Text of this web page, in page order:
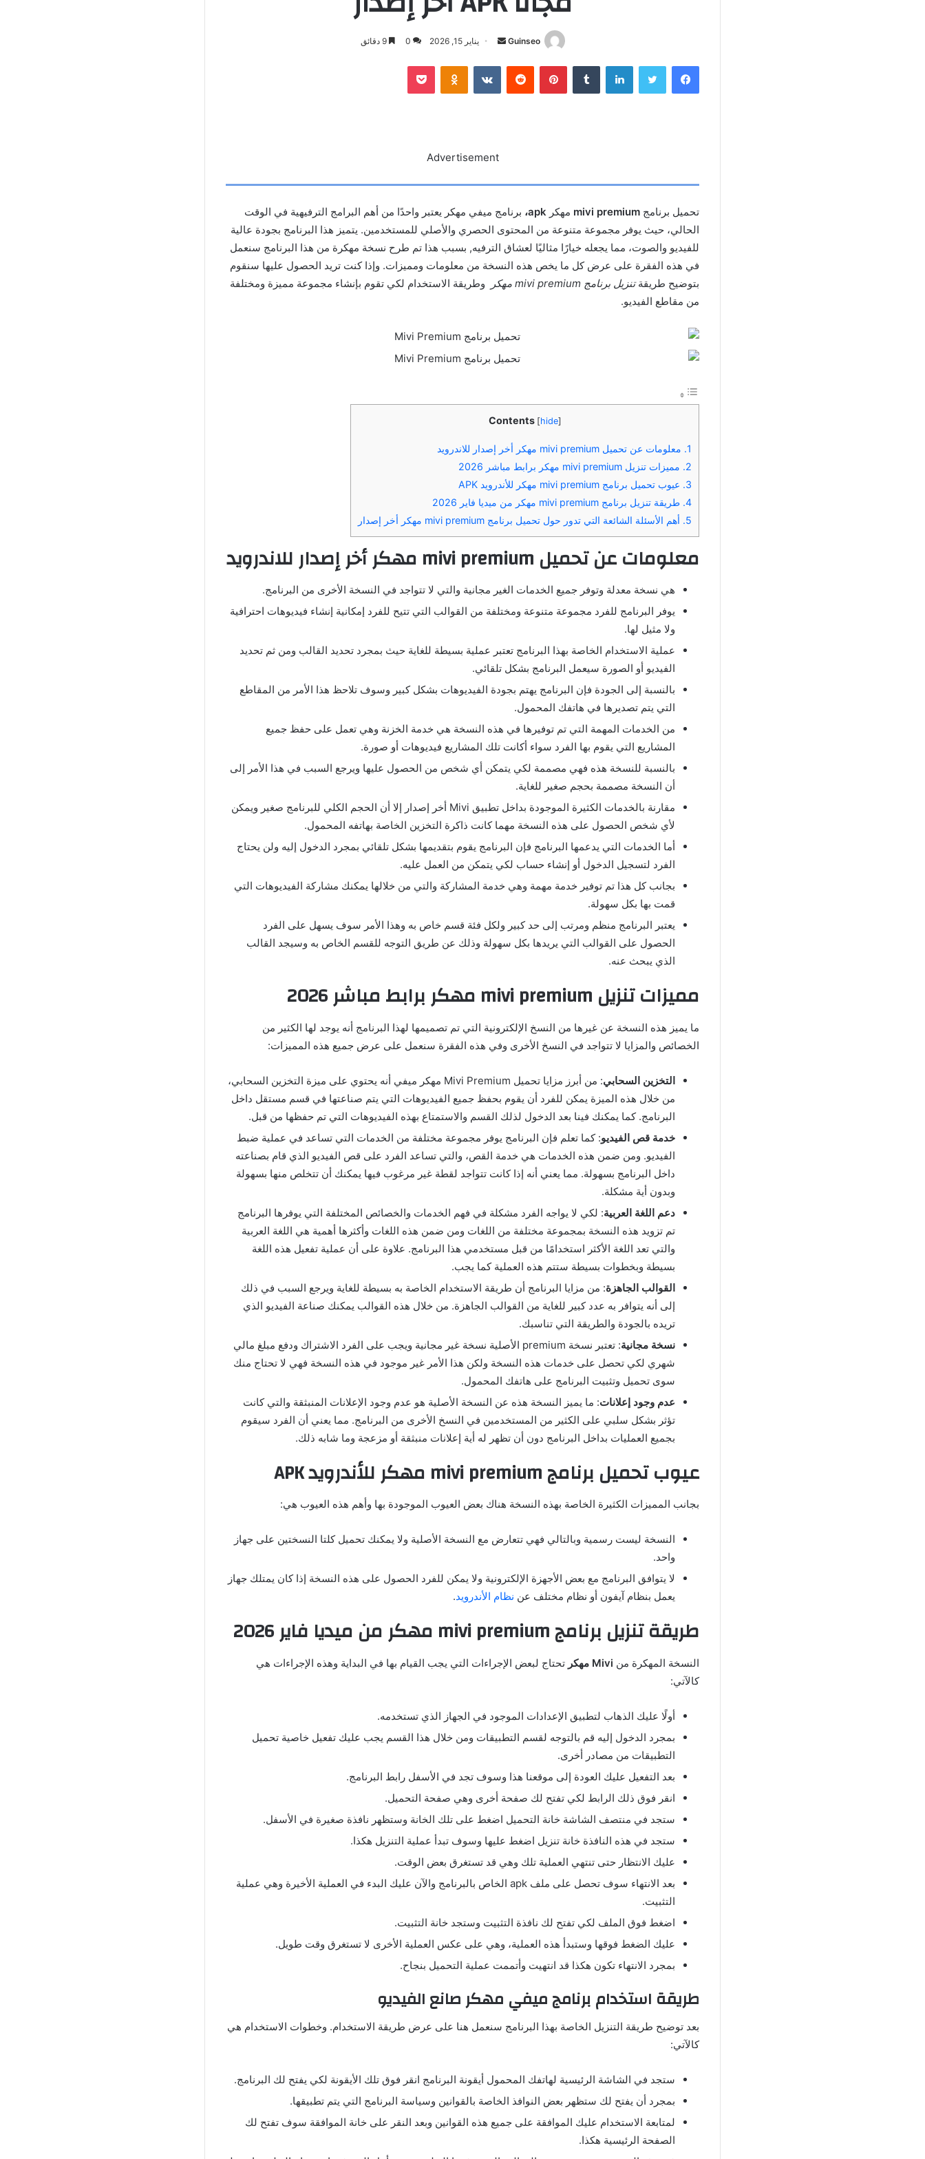
Guinseo
أرسليناير 15, 2026 0 9 دقائق
فيسبوك تويتر لينكدإن بينتيريست Odnoklassniki
بوكيت
Advertisement
تحميل برنامج mivi premium مهكر apk، برنامج ميفي مهكر يعتبر واحدًا من أهم البرامج الترفيهية في الوقت
الحالي، حيث يوفر مجموعة متنوعة من المحتوى الحصري والأصلي للمستخدمين. يتميز هذا البرنامج بجودة عالية
للفيديو والصوت، مما يجعله خيارًا مثاليًا لعشاق الترفيه, بسبب هذا تم طرح نسخة مهكرة من هذا البرنامج سنعمل
في هذه الفقرة على عرض كل ما يخص هذه النسخة من معلومات ومميزات. وإذا كنت تريد الحصول عليها سنقوم
بتوضيح طريقةتنزيل برنامج mivi premium مهكر
وطريقة الاستخدام لكي تقوم بإنشاء مجموعة مميزة ومختلفة
من مقاطع الفيديو.
Contents [hide]
1. معلومات عن تحميل mivi premium مهكر أخر إصدار للاندرويد
2. مميزات تنزيل mivi premium مهكر برابط مباشر 2026
3. عيوب تحميل برنامج mivi premium مهكر للأندرويد APK
4. طريقة تنزيل برنامج mivi premium مهكر من ميديا فاير 2026
5. أهم الأسئلة الشائعة التي تدور حول تحميل برنامج mivi premium مهكر أخر إصدار
معلومات عن تحميل mivi premium مهكرأخر إصدار للاندرويد
هي نسخة معدلة وتوفر جميع الخدمات الغير مجانية والتي لا تتواجد في النسخة الأخرى من البرنامج.
يوفر البرنامج للفرد مجموعة متنوعة ومختلفة من القوالب التي تتيح للفرد إمكانية إنشاء فيديوهات احترافية
ولا مثيل لها.
عملية الاستخدام الخاصة بهذا البرنامج تعتبر عملية بسيطة للغاية حيث بمجرد تحديد القالب ومن ثم تحديد
الفيديو أو الصورة سيعمل البرنامج بشكل تلقائي.
بالنسبة إلى الجودة فإن البرنامج يهتم بجودة الفيديوهات بشكل كبير وسوف تلاحظ هذا الأمر من المقاطع
التي يتم تصديرها في هاتفك المحمول.
من الخدمات المهمة التي تم توفيرها في هذه النسخة هي خدمة الخزنة وهي تعمل على حفظ جميع
المشاريع التي يقوم بها الفرد سواء أكانت تلك المشاريع فيديوهات أو صورة.
بالنسبة للنسخة هذه فهي مصممة لكي يتمكن أي شخص من الحصول عليها ويرجع السبب في هذا الأمر إلى
أن النسخة مصممة بحجم صغير للغاية.
مقارنة بالخدمات الكثيرة الموجودة بداخل تطبيق Mivi أخر إصدار إلا أن الحجم الكلي للبرنامج صغير ويمكن
لأي شخص الحصول على هذه النسخة مهما كانت ذاكرة التخزين الخاصة بهاتفه المحمول.
أما الخدمات التي يدعمها البرنامج فإن البرنامج يقوم بتقديمها بشكل تلقائي بمجرد الدخول إليه ولن يحتاج
الفرد لتسجيل الدخول أو إنشاء حساب لكي يتمكن من العمل عليه.
بجانب كل هذا تم توفير خدمة مهمة وهي خدمة المشاركة والتي من خلالها يمكنك مشاركة الفيديوهات التي
قمت بها بكل سهولة.
يعتبر البرنامج منظم ومرتب إلى حد كبير ولكل فئة قسم خاص به وهذا الأمر سوف يسهل على الفرد
الحصول على القوالب التي يريدها بكل سهولة وذلك عن طريق التوجه للقسم الخاص به وسيجد القالب
الذي يبحث عنه.
مميزات تنزيل mivi premium مهكربرابط مباشر 2026
ما يميز هذه النسخة عن غيرها من النسخ الإلكترونية التي تم تصميمها لهذا البرنامج أنه يوجد لها الكثير من
الخصائص والمزايا لا تتواجد في النسخ الأخرى وفي هذه الفقرة سنعمل على عرض جميع هذه المميزات:
التخزين السحابي
: من أبرز مزايا تحميل Mivi Premium مهكر ميفي أنه يحتوي على ميزة التخزين السحابي،
من خلال هذه الميزة يمكن للفرد أن يقوم بحفظ جميع الفيديوهات التي يتم صناعتها في قسم مستقل داخل
البرنامج. كما يمكنك فينا بعد الدخول لذلك القسم والاستمتاع بهذه الفيديوهات التي تم حفظها من قبل.
خدمة قص الفيديو: كما تعلم فإن البرنامج يوفر مجموعة مختلفة من الخدمات التي تساعد في عملية ضبط
الفيديو. ومن ضمن هذه الخدمات هي خدمة القص، والتي تساعد الفرد على قص الفيديو الذي قام بصناعته
داخل البرنامج بسهولة. مما يعني أنه إذا كانت تتواجد لقطة غير مرغوب فيها يمكنك أن تتخلص منها بسهولة
وبدون أية مشكلة.
دعم اللغة العربية: لكي لا يواجه الفرد مشكلة في فهم الخدمات والخصائص المختلفة التي يوفرها البرنامج
تم تزويد هذه النسخة بمجموعة مختلفة من اللغات ومن ضمن هذه اللغات وأكثرها أهمية هي اللغة العربية
والتي تعد اللغة الأكثر استخدامًا من قبل مستخدمي هذا البرنامج. علاوة على أن عملية تفعيل هذه اللغة
بسيطة وبخطوات بسيطة ستتم هذه العملية كما يجب.
القوالب الجاهزة: من مزايا البرنامج أن طريقة الاستخدام الخاصة به بسيطة للغاية ويرجع السبب في ذلك
إلى أنه يتوافر به عدد كبير للغاية من القوالب الجاهزة. من خلال هذه القوالب يمكنك صناعة الفيديو الذي
تريده بالجودة والطريقة التي تناسبك.
نسخة مجانية
: تعتبر نسخة premium الأصلية نسخة غير مجانية ويجب على الفرد الاشتراك ودفع مبلغ مالي
شهري لكي تحصل على خدمات هذه النسخة ولكن هذا الأمر غير موجود في هذه النسخة فهي لا تحتاج منك
سوى تحميل وتثبيت البرنامج على هاتفك المحمول.
عدم وجود إعلانات: ما يميز النسخة هذه عن النسخة الأصلية هو عدم وجود الإعلانات المنبثقة والتي كانت
تؤثر بشكل سلبي على الكثير من المستخدمين في النسخ الأخرى من البرنامج. مما يعني أن الفرد سيقوم
بجميع العمليات بداخل البرنامج دون أن تظهر له أية إعلانات منبثقة أو مزعجة وما شابه ذلك.
عيوب تحميل برنامج mivi premium مهكر للأندرويد APK
بجانب المميزات الكثيرة الخاصة بهذه النسخة هناك بعض العيوب الموجودة بها وأهم هذه العيوب هي:
النسخة ليست رسمية وبالتالي فهي تتعارض مع النسخة الأصلية ولا يمكنك تحميل كلتا النسختين على جهاز
واحد.
لا يتوافق البرنامج مع بعض الأجهزة الإلكترونية ولا يمكن للفرد الحصول على هذه النسخة إذا كان يمتلك جهاز
يعمل بنظام آيفون أو نظام مختلف عن نظام الأندرويد.
طريقة تنزيل برنامجmivi premium مهكرمن ميديا فاير 2026
النسخة المهكرة من Mivi مهكر
تحتاج لبعض الإجراءات التي يجب القيام بها في البداية وهذه الإجراءات هي
كالآتي:
أولًا عليك الذهاب لتطبيق الإعدادات الموجود في الجهاز الذي تستخدمه.
بمجرد الدخول إليه قم بالتوجه لقسم التطبيقات ومن خلال هذا القسم يجب عليك تفعيل خاصية تحميل
التطبيقات من مصادر أخرى.
بعد التفعيل عليك العودة إلى موقعنا هذا وسوف تجد في الأسفل رابط البرنامج.
انقر فوق ذلك الرابط لكي تفتح لك صفحة أخرى وهي صفحة التحميل.
ستجد في منتصف الشاشة خانة التحميل اضغط على تلك الخانة وستظهر نافذة صغيرة في الأسفل.
ستجد في هذه النافذة خانة تنزيل اضغط عليها وسوف تبدأ عملية التنزيل هكذا.
عليك الانتظار حتى تنتهي العملية تلك وهي قد تستغرق بعض الوقت.
بعد الانتهاء سوف تحصل على ملف apk الخاص بالبرنامج والآن عليك البدء في العملية الأخيرة وهي عملية
التثبيت.
اضغط فوق الملف لكي تفتح لك نافذة التثبيت وستجد خانة التثبيت.
عليك الضغط فوقها وستبدأ هذه العملية، وهي على عكس العملية الأخرى لا تستغرق وقت طويل.
بمجرد الانتهاء تكون هكذا قد انتهيت وأتممت عملية التحميل بنجاح.
طريقة استخدام برنامجميفي مهكرصانع الفيديو
بعد توضيح طريقة التنزيل الخاصة بهذا البرنامج سنعمل هنا على عرض طريقة الاستخدام. وخطوات الاستخدام هي
كالآتي:
ستجد في الشاشة الرئيسية لهاتفك المحمول أيقونة البرنامج انقر فوق تلك الأيقونة لكي يفتح لك البرنامج.
بمجرد أن يفتح لك ستظهر بعض النوافذ الخاصة بالقوانين وسياسة البرنامج التي يتم تطبيقها.
لمتابعة الاستخدام عليك الموافقة على جميع هذه القوانين وبعد النقر على خانة الموافقة سوف تفتح لك
الصفحة الرئيسية هكذا.